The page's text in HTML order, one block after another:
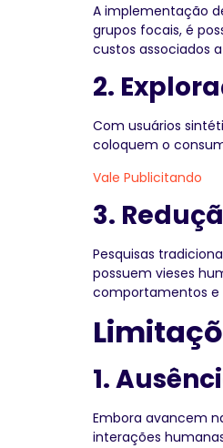
A implementação
grupos focais, é
custos associados
2.
Com usuários
coloquem o
Vale Publicitando
3.
Pesquisas
possuem vieses
comportamentos e
1.
Embora avancem
interações